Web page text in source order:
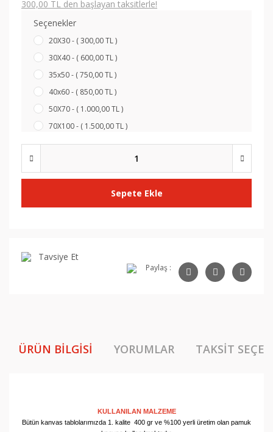
300,00 TL den başlayan taksitlerle!
Seçenekler
20X30 - ( 300,00 TL )
30X40 - ( 600,00 TL )
35x50 - ( 750,00 TL )
40x60 - ( 850,00 TL )
50X70 - ( 1.000,00 TL )
70X100 - ( 1.500,00 TL )
Sepete Ekle
Tavsiye Et
Paylaş :
ÜRÜN BILGISI YORUMLAR TAKSIT
KULLANILAN MALZEME
Bütün kanvas tablolarımızda 1. kalite 400 gr ve %100 yerli üretim olan pamuk